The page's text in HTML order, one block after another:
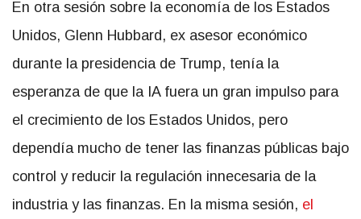
En otra sesión sobre la economía de los Estados
Unidos, Glenn Hubbard, ex asesor económico
durante la presidencia de Trump, tenía la
esperanza de que la IA fuera un gran impulso para
el crecimiento de los Estados Unidos, pero
dependía mucho de tener las finanzas públicas bajo
control y reducir la regulación innecesaria de la
industria y las finanzas. En la misma sesión, el